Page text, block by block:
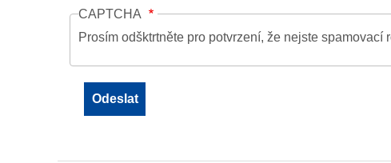
CAPTCHA
Prosím odšktrtněte pro potvrzení, že nejste spamovací